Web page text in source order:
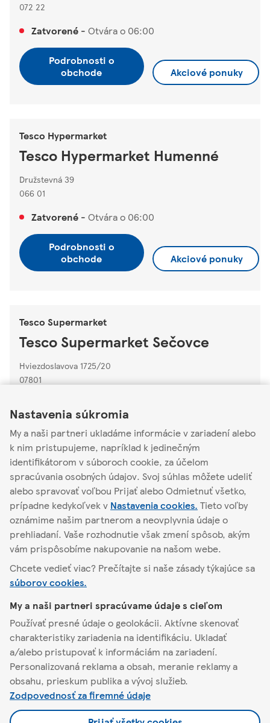
Nastavenia súkromia
My a naši partneri ukladáme informácie v zariadení alebo
k nim pristupujeme, napríklad k jedinečným
identifikátorom v súboroch cookie, za účelom
spracúvania osobných údajov. Svoj súhlas môžete udeliť
alebo spravovať voľbou Prijať alebo Odmietnuť všetko,
prípadne kedykoľvek v Nastavenia cookies. Tieto voľby
oznámime našim partnerom a neovplyvnia údaje o
prehliadaní. Vaše rozhodnutie však zmení spôsob, akým
vám prispôsobíme nakupovanie na našom webe.
Chcete vedieť viac? Prečítajte si naše zásady týkajúce sa
súborov cookies.
My a naši partneri spracúvame údaje s cieľom
Používať presné údaje o geolokácii. Aktívne skenovať
charakteristiky zariadenia na identifikáciu. Ukladať
a/alebo pristupovať k informáciám na zariadení.
Personalizovaná reklama a obsah, meranie reklamy a
obsahu, prieskum publika a vývoj služieb.
Zodpovednosť za firemné údaje
072 22
Zatvorené - Otvára o 06:00
Podrobnosti o
obchode
Akciové ponuky
Tesco Hypermarket
Tesco Hypermarket Humenné
Družstevná 39
066 01
Zatvorené - Otvára o 06:00
Podrobnosti o
obchode
Akciové ponuky
Tesco Supermarket
Tesco Supermarket Sečovce
Hviezdoslavova 1725/20
07801
Podrobnosti o
obchode
Akciové ponuky
Nájsť iný obchod
Vranov nad Topľou
O Tescu
Pomoc a kontakt
Naša ponuka
Pravidlá a nastavenia